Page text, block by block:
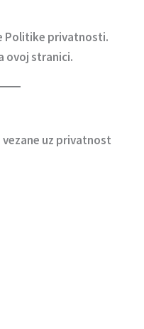
Politike privatnosti.
ovoj stranici.
uz privatnost